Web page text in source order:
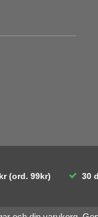
(ord. 99kr) 30